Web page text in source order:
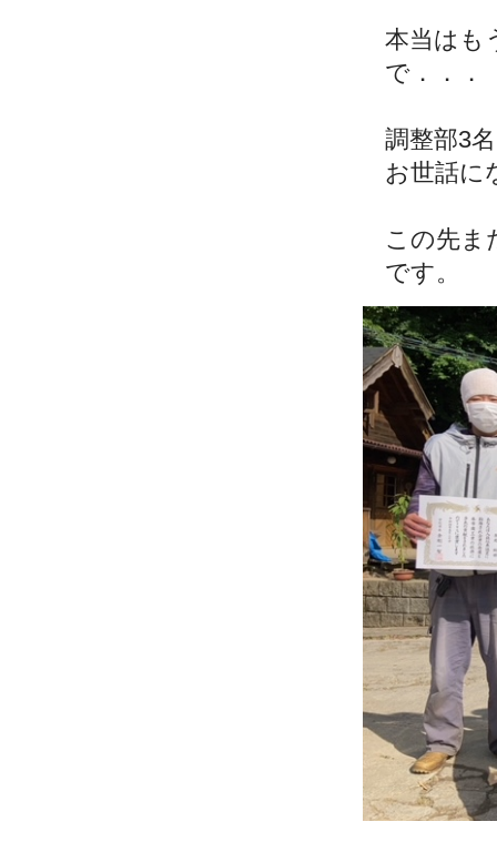
本当はも
で．．．
調整部3
お世話に
この先ま
です。